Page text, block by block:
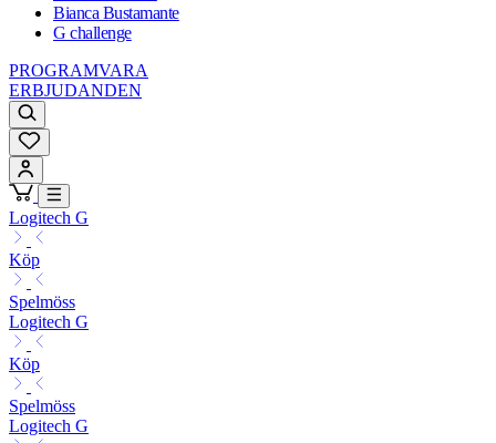
Bianca Bustamante
G challenge
PROGRAMVARA
ERBJUDANDEN
Logitech G
Köp
Spelmöss
Logitech G
Köp
Spelmöss
Logitech G